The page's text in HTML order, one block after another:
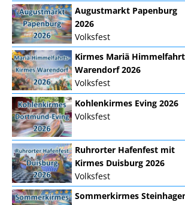
Augustmarkt Papenburg
2026
Volksfest
Kirmes Mariä Himmelfahrt
Warendorf 2026
Volksfest
Kohlenkirmes Eving 2026
Volksfest
Ruhrorter Hafenfest mit
Kirmes Duisburg 2026
Volksfest
Sommerkirmes